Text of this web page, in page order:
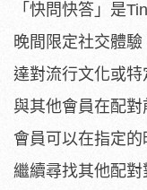
「快問快答」是
晚間限定社交體
達對流行文化或
與其他會員在配對
會員可以在指定
繼續尋找其他配對